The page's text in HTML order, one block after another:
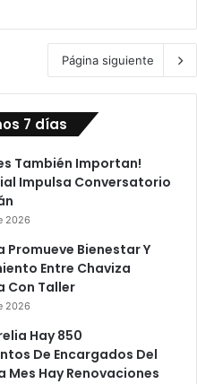
Página siguiente
7 días
También Importan!
Impulsa Conversatorio
2026
Promueve Bienestar Y
Entre Chaviza
Con Taller
2026
Hay 850
De Encargados Del
Mes Hay Renovaciones